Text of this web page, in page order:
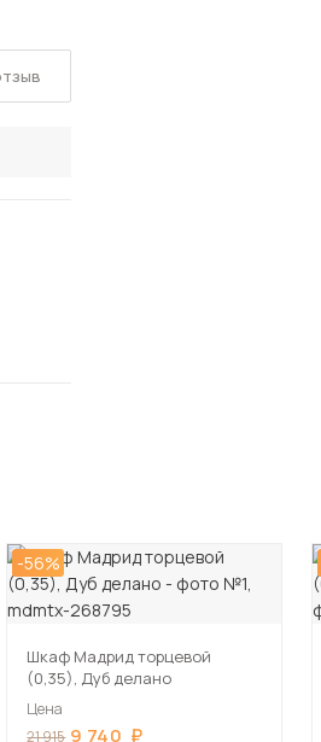
-56%
Шкаф Мадрид торцевой
(0,35), Дуб делано
Цена
21 915 9 740